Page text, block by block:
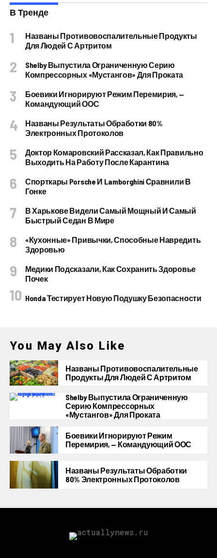
В Тренде
Названы Противовоспалительные Продукты
Для Людей С Артритом
Shelby Выпустила Ограниченную Серию
Компрессорных «Мустангов» Для Проката
Боевики Игнорируют Режим Перемирия, —
Командующий ООС
Названы Результаты Обработки 80%
Электронных Протоколов
Доктор Комаровский Рассказал, Как Правильно
Выходить На Работу После Карантина
Спорткары Porsche И Lamborghini Сравнили В
Гонке
В Харькове Видели Самый Мощный И Самый
Быстрый Седан В Мире
«Кухонные» Привычки, Способные Навредить
Здоровью
Медики Подсказали, Как Сохранить Здоровье
Почек
Honda Тестирует Новую Подушку Безопасности
You May Also Like
Названы Противовоспалительные
Продукты Для Людей С Артритом
Shelby Выпустила Ограниченную
Серию Компрессорных
«Мустангов» Для Проката
Боевики Игнорируют Режим
Перемирия, — Командующий ООС
Названы Результаты Обработки
80% Электронных Протоколов